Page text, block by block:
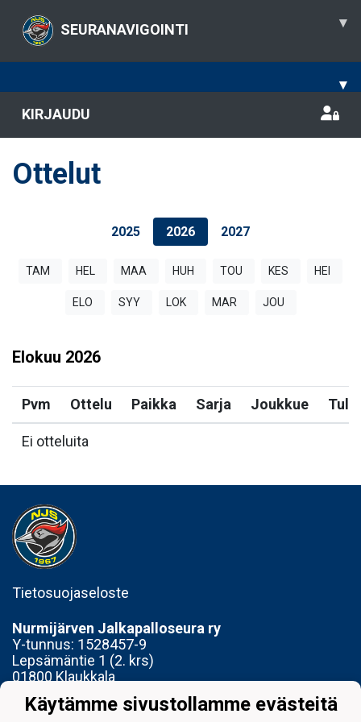
SEURANAVIGOINTI ▾
▾
KIRJAUDU
Ottelut
2025 2026 2027
TAM HEL MAA HUH TOU KES HEI
ELO SYY LOK MAR JOU
Elokuu 2026
Pvm Ottelu Paikka Sarja Joukkue
Ei otteluita
Tietosuojaseloste
Nurmijärven Jalkapalloseura ry
Y-tunnus: 1528457-9
Lepsämäntie 1 (2. krs)
01800 Klaukkala
Toimisto avoinna Ti 14-17 ja To 15-18
Käytämme sivustollamme evästeitä